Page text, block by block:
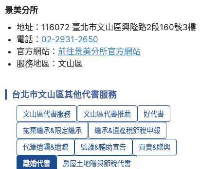
景美分所
地址：116072 臺北市文山區興隆路2段160號3樓
電話： 02-2931-2650
官方網站： 前往景美分所官方網站
服務地區：文山區
台北市文山區其他代書服務
文山區代書服務 文山區代書推薦 好代書
拋棄繼承&限定繼承 繼承&遺產稅節稅申報
代筆遺囑&遺贈 監護&輔助宣告 買賣&贈與
離婚代書 房屋土地贈與節稅代書